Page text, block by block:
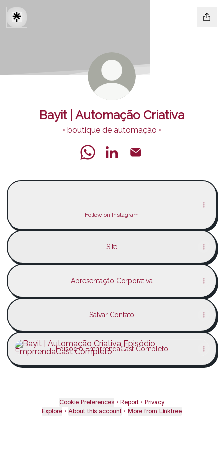
Bayit | Automação Criativa
• boutique de automação •
@bayitautomação
Follow on Instagram
Site
Apresentação Corporativa
Salvar Contato
Episódio EmprrendaCast Completo
Episódio EmprrendaCast Completo
Cookie Preferences • Report • Privacy
Explore • About this account • More from Linktree